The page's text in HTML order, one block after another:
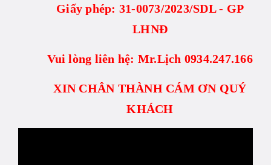
Giấy phép: 31-0073/2023/SDL - GP
LHNĐ
Vui lòng liên hệ: Mr.Lịch 0934.247.166
XIN CHÂN THÀNH CÁM ƠN QUÝ
KHÁCH